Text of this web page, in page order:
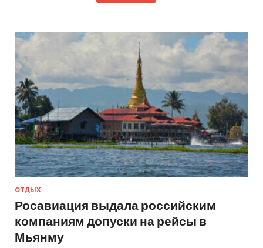
ОТДЫХ
Росавиация выдала российским
компаниям допуски на рейсы в
Мьянму